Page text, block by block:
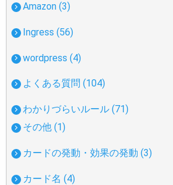
Amazon (3)
Ingress (56)
wordpress (4)
よくある質問 (104)
わかりづらいルール (71)
その他 (1)
カードの発動・効果の発動 (3)
カード名 (4)